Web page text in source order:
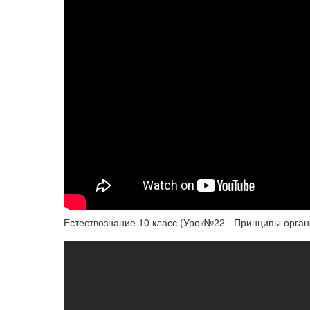
Естествознание 10 класс (Урок№22 - Принципы